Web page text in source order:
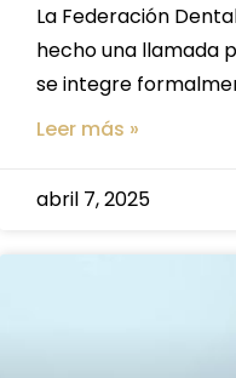
La Federación
hecho una llamada
se integre
Leer más »
abril 7, 2025